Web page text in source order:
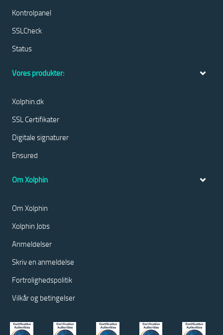
Kontrolpanel
SSLCheck
Status
Vores produkter:
Xolphin.dk
SSL Certifikater
Digitale signaturer
Ensured
Om Xolphin
Om Xolphin
Xolphin Jobs
Anmeldelser
Skriv en anmeldelse
Fortrolighedspolitik
Vilkår og betingelser